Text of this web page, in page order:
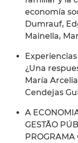
economía
Dumrauf,
Mainella,
¿Una
María
Cendejas
A
GESTÃO
PROGRAMA